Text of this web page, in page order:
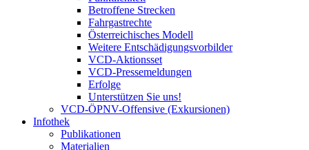
Betroffene Strecken
Fahrgastrechte
Österreichisches Modell
Weitere Entschädigungsvorbilder
VCD-Aktionsset
VCD-Pressemeldungen
Erfolge
Unterstützen Sie uns!
VCD-ÖPNV-Offensive (Exkursionen)
Infothek
Publikationen
Materialien